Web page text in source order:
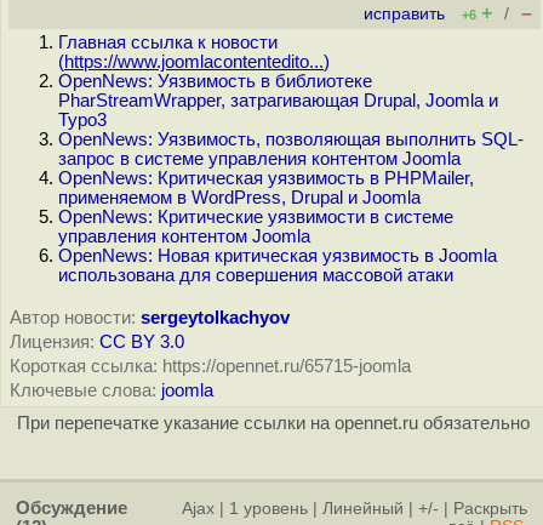
исправить +6 + / –
Главная ссылка к новости
(https://www.joomlacontentedito...)
OpenNews: Уязвимость в библиотеке
PharStreamWrapper, затрагивающая Drupal, Joomla и
Typo3
OpenNews: Уязвимость, позволяющая выполнить SQL-
запрос в системе управления контентом Joomla
OpenNews: Критическая уязвимость в PHPMailer,
применяемом в WordPress, Drupal и Joomla
OpenNews: Критические уязвимости в системе
управления контентом Joomla
OpenNews: Новая критическая уязвимость в Joomla
использована для совершения массовой атаки
Автор новости: sergeytolkachyov
Лицензия: CC BY 3.0
Короткая ссылка: https://opennet.ru/65715-joomla
Ключевые слова: joomla
При перепечатке указание ссылки на opennet.ru обязательно
Обсуждение
Ajax 1 уровень Линейный +/-
Раскрыть